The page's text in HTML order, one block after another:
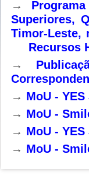
→
Superiores,
Timor-Leste,
Recursos
→
→ MoU -
→ MoU -
→ MoU -
→ MoU -